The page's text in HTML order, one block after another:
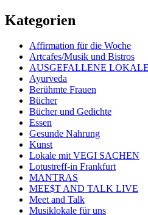
Kategorien
Affirmation für die Woche
Artcafes/Musik und Bistros
AUSGEFALLENE
Ayurveda
Berühmte Frauen
Bücher
Bücher und Gedichte
Essen
Gesunde Nahrung
Kunst
Lokale mit VEGI SACHEN
Lotustreff-in Frankfurt
MANTRAS
MEE$T AND TALK LIVE
Meet and Talk
Musiklokale für uns